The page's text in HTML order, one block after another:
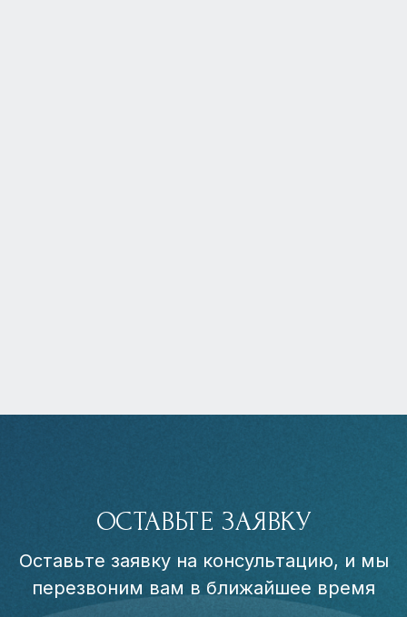
ОСТАВЬТЕ ЗАЯВКУ
Оставьте заявку на консультацию, и мы
перезвоним вам в ближайшее время